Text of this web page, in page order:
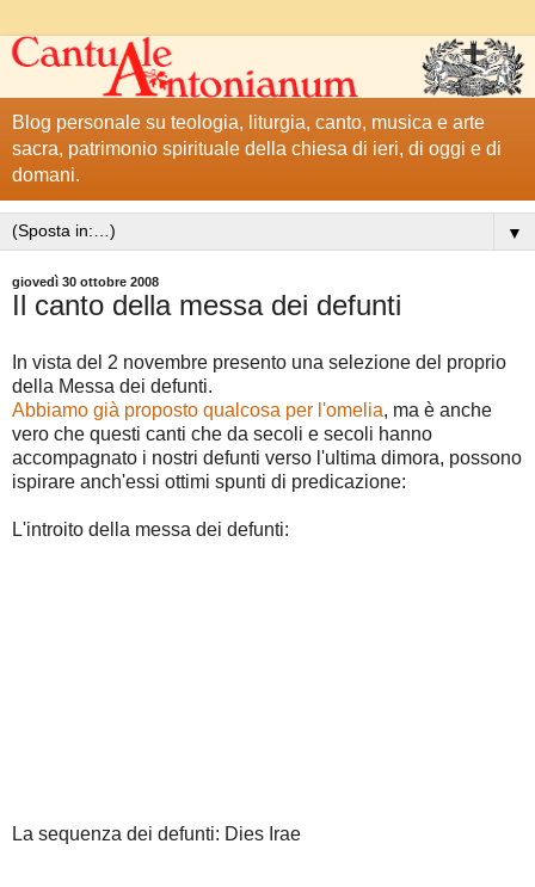
Blog personale su teologia, liturgia, canto, musica e arte
sacra, patrimonio spirituale della chiesa di ieri, di oggi e di
domani.
▼
giovedì 30 ottobre 2008
Il canto della messa dei defunti
In vista del 2 novembre presento una selezione del proprio
della Messa dei defunti.
Abbiamo già proposto qualcosa per l'omelia, ma è anche
vero che questi canti che da secoli e secoli hanno
accompagnato i nostri defunti verso l'ultima dimora, possono
ispirare anch'essi ottimi spunti di predicazione:
L'introito della messa dei defunti:
La sequenza dei defunti: Dies Irae